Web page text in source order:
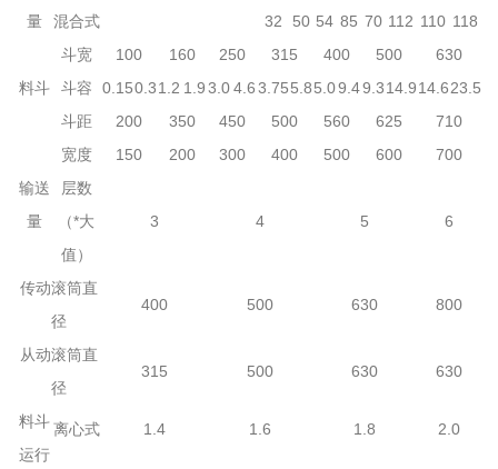
量 混合式 32 50 54 85 70 112 110 118
料斗
斗宽 100 160 250 315 400 500
630
斗容
0.150.31.2 1.93.04.63.755.85.09.49.314.914.623.5
斗距
200 350 450 500 560 625 710
输送
量
宽度 150 200 300 400 500 600
700
层数
（*大
值）
3 4 5 6
传动滚筒直
径
400 500 630 800
从动滚筒直
径
315 500 630 630
料斗
运行
离心式 1.4 1.6 1.8 2.0